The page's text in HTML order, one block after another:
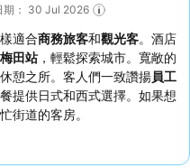
期： 30 Jul 2026
適合商務旅客和觀光客。酒店
田站 ，輕鬆探索城市。寬敞的
憩之所。客人們一致讚揚員工
餐提供日式和西式選擇。如果想
街道的客房。